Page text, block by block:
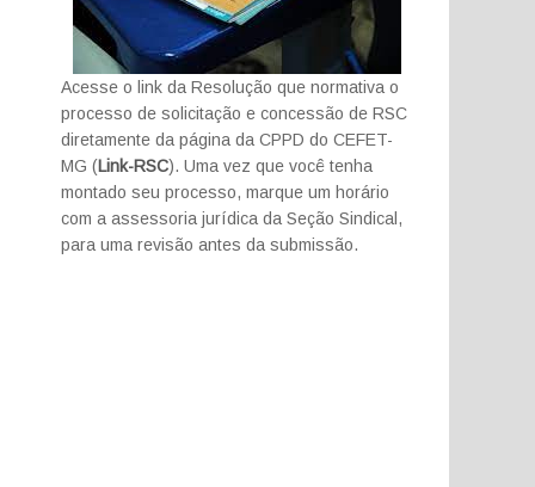
Acesse o link da Resolução que normativa o
processo de solicitação e concessão de RSC
diretamente da página da CPPD do CEFET-
MG (Link-RSC). Uma vez que você tenha
montado seu processo, marque um horário
com a assessoria jurídica da Seção Sindical,
para uma revisão antes da submissão.